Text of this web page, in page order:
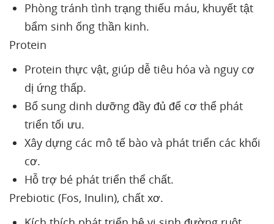
Phòng tránh tình trạng thiếu máu, khuyết tật
bẩm sinh ống thần kinh.
Protein
Protein thực vật, giúp dễ tiêu hóa và nguy cơ
dị ứng thấp.
Bổ sung dinh dưỡng đầy đủ để cơ thể phát
triển tối ưu.
Xây dựng các mô tế bào và phát triển các khối
cơ.
Hỗ trợ bé phát triển thể chất.
Prebiotic (Fos, Inulin), chất xơ.